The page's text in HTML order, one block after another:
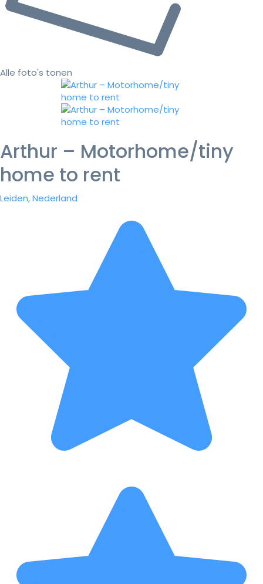
Alle foto's tonen
Arthur – Motorhome/tiny
home to rent
Leiden, Nederland